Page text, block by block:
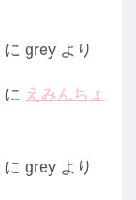
に grey より
に えみんちょ
に grey より